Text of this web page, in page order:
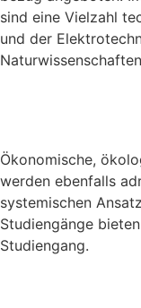
sind eine Vielzahl
und der
Ökonomische,
werden ebenfalls
systemischen
Studiengänge
Studiengang.